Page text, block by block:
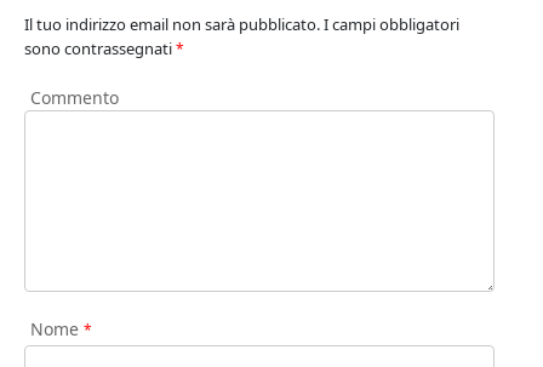
Il tuo indirizzo email non sarà pubblicato.I campi obbligatori
sono contrassegnati*
Commento
Nome *